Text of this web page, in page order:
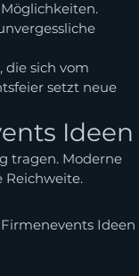
, die sich vom
setzt neue
Ideen
tragen. Moderne
Ideen